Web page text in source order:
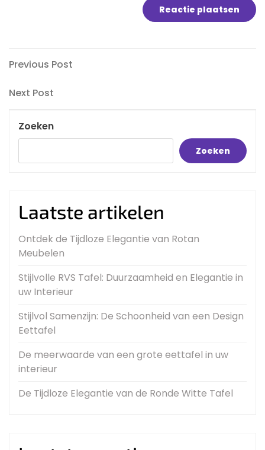
Bericht
navigatie
Previous
Previous Post
Next
Next Post
Zoeken
Zoeken
Laatste artikelen
Ontdek de Tijdloze Elegantie van Rotan
Meubelen
Stijlvolle RVS Tafel: Duurzaamheid en Elegantie in
uw Interieur
Stijlvol Samenzijn: De Schoonheid van een Design
Eettafel
De meerwaarde van een grote eettafel in uw
interieur
De Tijdloze Elegantie van de Ronde Witte Tafel